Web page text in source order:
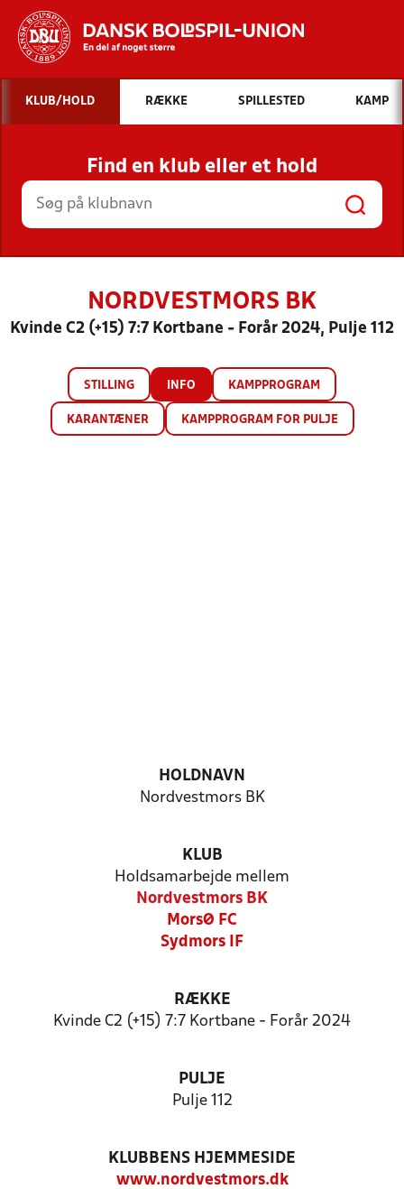
Hvad vil du søge efter?
INDHOLD OG NYHEDER
STILLINGER, RESULTATER, KLUBBER OG
HOLD
KLUB/HOLD RÆKKE SPILLESTED KAMP
Find en klub eller et hold
NORDVESTMORS BK
Kvinde C2 (+15) 7:7 Kortbane - Forår 2024, Pulje 112
STILLING INFO KAMPPROGRAM
KARANTÆNER KAMPPROGRAM FOR PULJE
HOLDNAVN
Nordvestmors BK
KLUB
Holdsamarbejde mellem
Nordvestmors BK
MorsØ FC
Sydmors IF
RÆKKE
Kvinde C2 (+15) 7:7 Kortbane - Forår 2024
PULJE
Pulje 112
KLUBBENS HJEMMESIDE
www.nordvestmors.dk